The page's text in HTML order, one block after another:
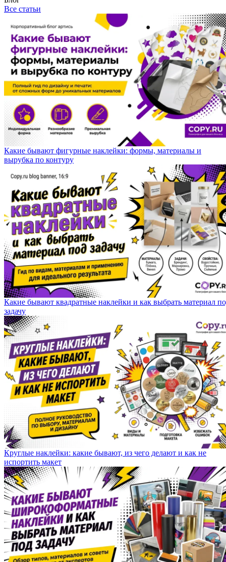
Все статьи
Какие бывают фигурные наклейки: формы, материалы и
вырубка по контуру
Какие бывают квадратные наклейки и как выбрать материал
задачу
Круглые наклейки: какие бывают, из чего делают и как не
испортить макет